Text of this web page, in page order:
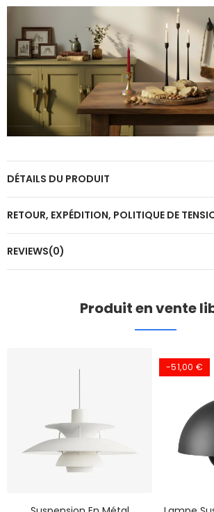
DÉTAILS DU PRODUIT
RETOUR, EXPÉDITION, POLITIQUE DE
REVIEWS(0)
Produit en vente
-51,00 €